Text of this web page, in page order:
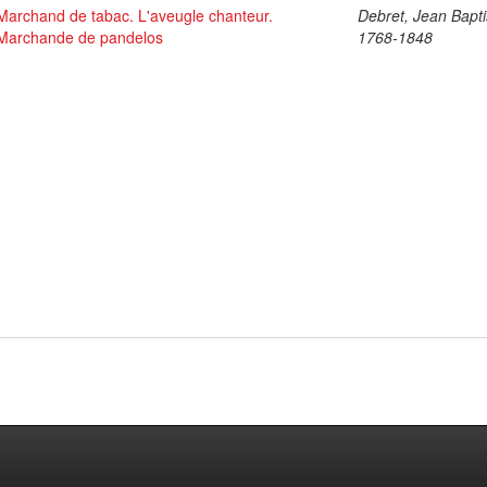
de tabac. L'aveugle chanteur.
de pandelos
Debret, Jean
1768-1848